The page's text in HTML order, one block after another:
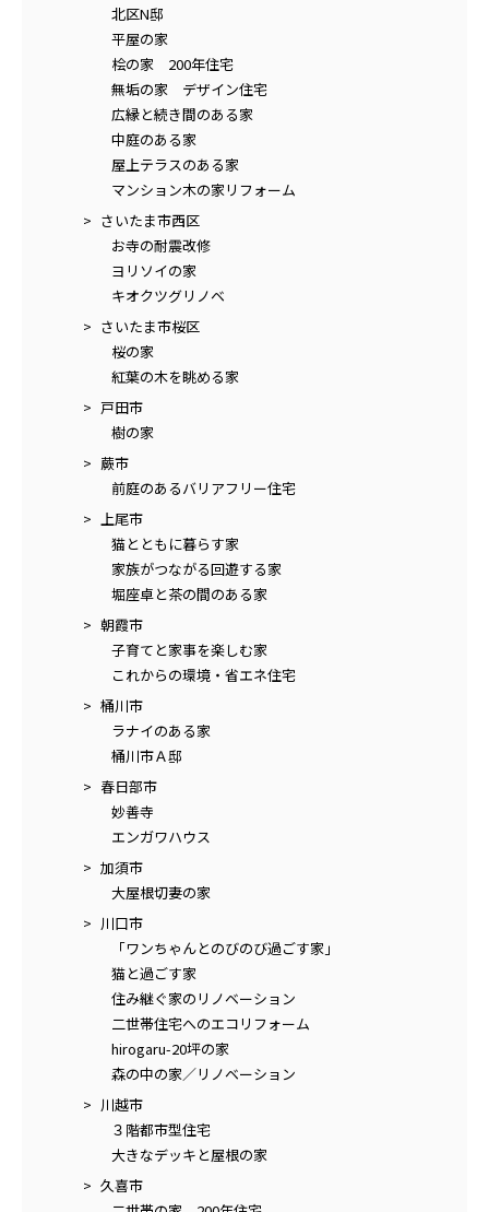
北区N邸
平屋の家
桧の家 200年住宅
無垢の家 デザイン住宅
広縁と続き間のある家
中庭のある家
屋上テラスのある家
マンション木の家リフォーム
さいたま市西区
お寺の耐震改修
ヨリソイの家
キオクツグリノベ
さいたま市桜区
桜の家
紅葉の木を眺める家
戸田市
樹の家
蕨市
前庭のあるバリアフリー住宅
上尾市
猫とともに暮らす家
家族がつながる回遊する家
堀座卓と茶の間のある家
朝霞市
子育てと家事を楽しむ家
これからの環境・省エネ住宅
桶川市
ラナイのある家
桶川市Ａ邸
春日部市
妙善寺
エンガワハウス
加須市
大屋根切妻の家
川口市
「ワンちゃんとのびのび過ごす家」
猫と過ごす家
住み継ぐ家のリノベーション
二世帯住宅へのエコリフォーム
hirogaru-20坪の家
森の中の家／リノベーション
川越市
３階都市型住宅
大きなデッキと屋根の家
久喜市